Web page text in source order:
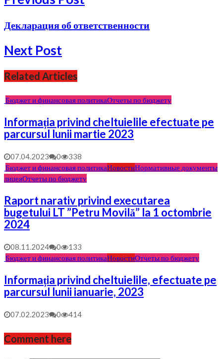
Декларация об ответственности
Next Post
Related Articles
Бюджет и финансовая политикаОтчеты по бюджету
Informația privind cheltuielile efectuate pe
parcursul lunii martie 2023
07.04.2023 0
338
Бюджет и финансовая политикаНовостиНормативные документы
лицеяОтчеты по бюджету
Raport narativ privind executarea
bugetului LT ”Petru Movilă” la 1 octombrie
2024
08.11.2024 0
133
Бюджет и финансовая политикаНовостиОтчеты по бюджету
Informația privind cheltuielile, efectuate pe
parcursul lunii ianuarie, 2023
07.02.2023 0 414
Comment here